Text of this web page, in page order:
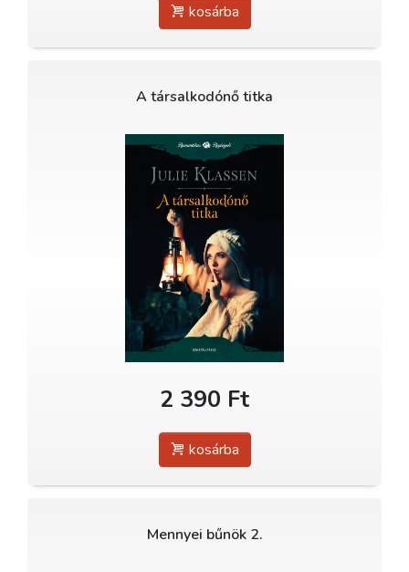
kosárba
A társalkodónő titka
2 390 Ft
kosárba
Mennyei bűnök 2.